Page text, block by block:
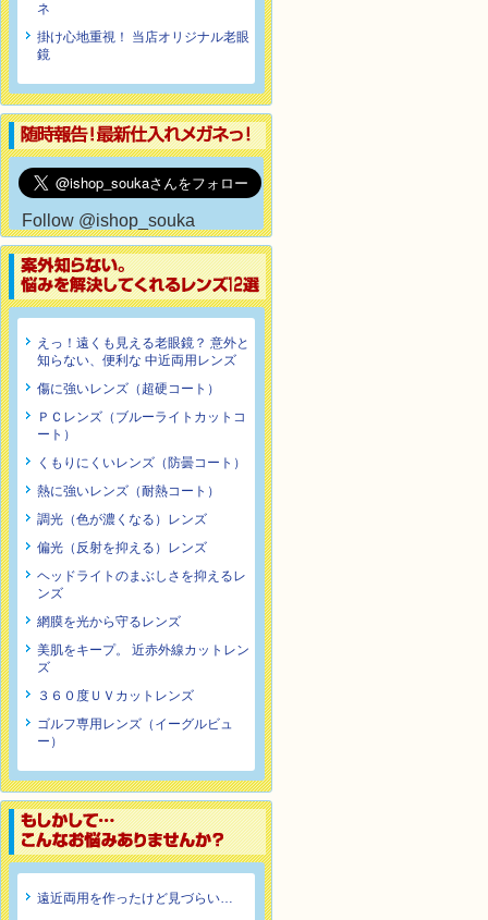
ネ
掛け心地重視！ 当店オリジナル老眼
鏡
Follow @ishop_souka
えっ！遠くも見える老眼鏡？ 意外と
知らない、便利な 中近両用レンズ
傷に強いレンズ（超硬コート）
ＰＣレンズ（ブルーライトカットコ
ート）
くもりにくいレンズ（防曇コート）
熱に強いレンズ（耐熱コート）
調光（色が濃くなる）レンズ
偏光（反射を抑える）レンズ
ヘッドライトのまぶしさを抑えるレ
ンズ
網膜を光から守るレンズ
美肌をキープ。 近赤外線カットレン
ズ
３６０度ＵＶカットレンズ
ゴルフ専用レンズ（イーグルビュ
ー）
遠近両用を作ったけど見づらい…